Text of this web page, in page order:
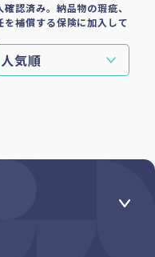
認済み。納品物の瑕疵、
補償する保険に加入して